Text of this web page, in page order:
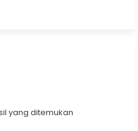
yang ditemukan